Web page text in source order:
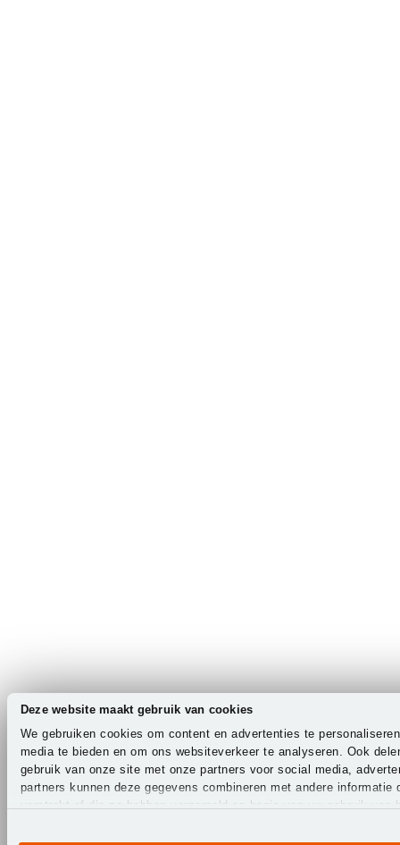
Deze website maakt gebruik van cookies
We gebruiken cookies om content en advertenties te
media te bieden en om ons websiteverkeer te analyseren. Ook
gebruik van onze site met onze partners voor social media,
partners kunnen deze gegevens combineren met andere informatie
verstrekt of die ze hebben verzameld op basis van uw gebruik van